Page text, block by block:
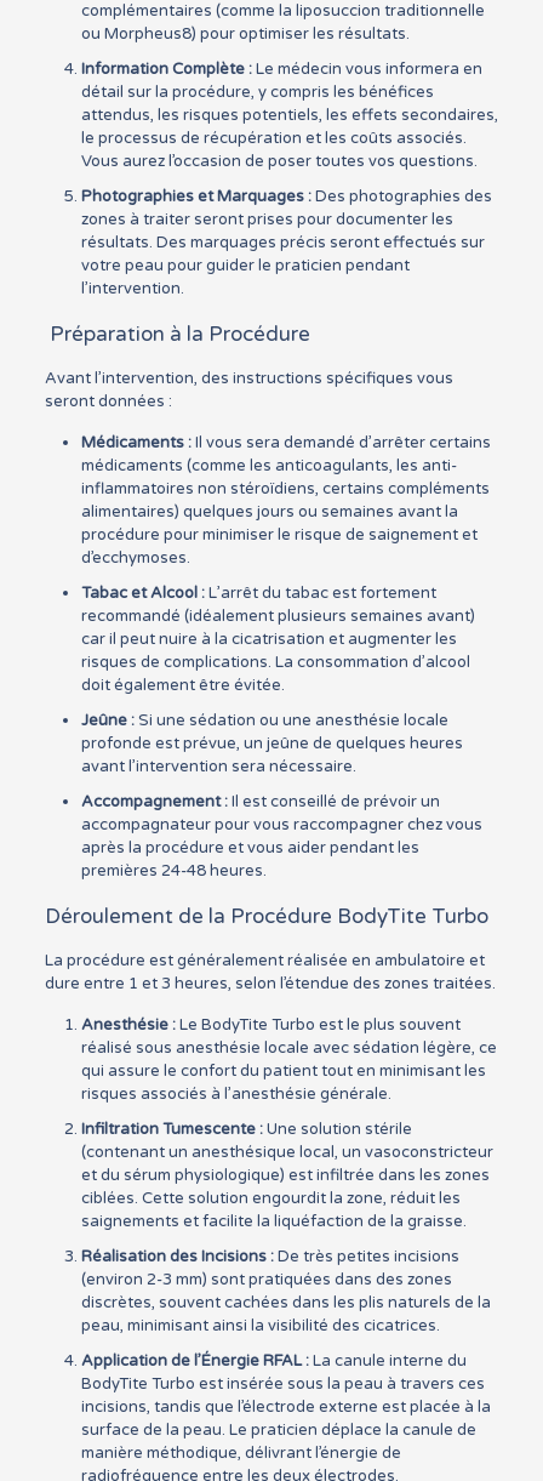
complémentaires (comme la liposuccion traditionnelle
ou Morpheus8) pour optimiser les résultats.
Information Complète :Le médecin vous informera en
détail sur la procédure, y compris les bénéfices
attendus, les risques potentiels, les effets secondaires,
le processus de récupération et les coûts associés.
Vous aurez l’occasion de poser toutes vos questions.
Photographies et Marquages :Des photographies des
zones à traiter seront prises pour documenter les
résultats. Des marquages précis seront effectués sur
votre peau pour guider le praticien pendant
l’intervention.
Préparation à la Procédure
Avant l’intervention, des instructions spécifiques vous
seront données :
Médicaments :Il vous sera demandé d’arrêter certains
médicaments (comme les anticoagulants, les anti-
inflammatoires non stéroïdiens, certains compléments
alimentaires) quelques jours ou semaines avant la
procédure pour minimiser le risque de saignement et
d’ecchymoses.
Tabac et Alcool :L’arrêt du tabac est fortement
recommandé (idéalement plusieurs semaines avant)
car il peut nuire à la cicatrisation et augmenter les
risques de complications. La consommation d’alcool
doit également être évitée.
Jeûne :Si une sédation ou une anesthésie locale
profonde est prévue, un jeûne de quelques heures
avant l’intervention sera nécessaire.
Accompagnement :Il est conseillé de prévoir un
accompagnateur pour vous raccompagner chez vous
après la procédure et vous aider pendant les
premières 24-48 heures.
Déroulement de la Procédure BodyTite Turbo
La procédure est généralement réalisée en ambulatoire et
dure entre 1 et 3 heures, selon l’étendue des zones traitées.
Anesthésie :Le BodyTite Turbo est le plus souvent
réalisé sous anesthésie locale avec sédation légère, ce
qui assure le confort du patient tout en minimisant les
risques associés à l’anesthésie générale.
Infiltration Tumescente :Une solution stérile
(contenant un anesthésique local, un vasoconstricteur
et du sérum physiologique) est infiltrée dans les zones
ciblées. Cette solution engourdit la zone, réduit les
saignements et facilite la liquéfaction de la graisse.
Réalisation des Incisions :De très petites incisions
(environ 2-3 mm) sont pratiquées dans des zones
discrètes, souvent cachées dans les plis naturels de la
peau, minimisant ainsi la visibilité des cicatrices.
Application de l’Énergie RFAL :La canule interne du
BodyTite Turbo est insérée sous la peau à travers ces
incisions, tandis que l’électrode externe est placée à la
surface de la peau. Le praticien déplace la canule de
manière méthodique, délivrant l’énergie de
radiofréquence entre les deux électrodes.